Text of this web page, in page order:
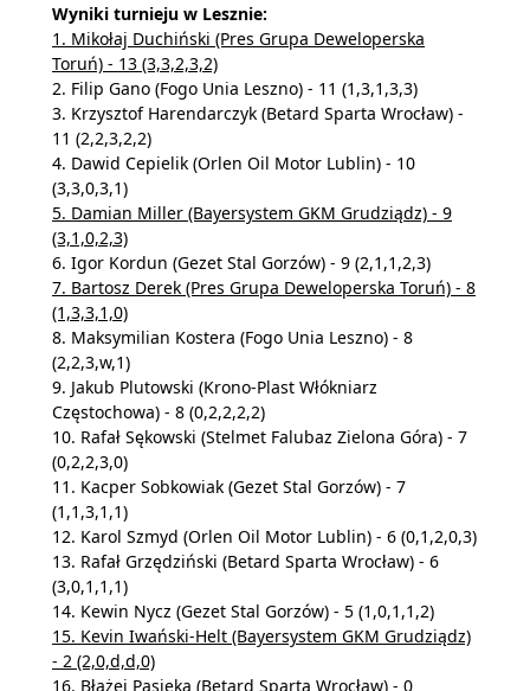
Wyniki turnieju w Lesznie:
1. Mikołaj Duchiński (Pres Grupa Deweloperska
Toruń) - 13 (3,3,2,3,2)
2. Filip Gano (Fogo Unia Leszno) - 11 (1,3,1,3,3)
3. Krzysztof Harendarczyk (Betard Sparta Wrocław) -
11 (2,2,3,2,2)
4. Dawid Cepielik (Orlen Oil Motor Lublin) - 10
(3,3,0,3,1)
5. Damian Miller (Bayersystem GKM Grudziądz) - 9
(3,1,0,2,3)
6. Igor Kordun (Gezet Stal Gorzów) - 9 (2,1,1,2,3)
7. Bartosz Derek (Pres Grupa Deweloperska Toruń) - 8
(1,3,3,1,0)
8. Maksymilian Kostera (Fogo Unia Leszno) - 8
(2,2,3,w,1)
9. Jakub Plutowski (Krono-Plast Włókniarz
Częstochowa) - 8 (0,2,2,2,2)
10. Rafał Sękowski (Stelmet Falubaz Zielona Góra) - 7
(0,2,2,3,0)
11. Kacper Sobkowiak (Gezet Stal Gorzów) - 7
(1,1,3,1,1)
12. Karol Szmyd (Orlen Oil Motor Lublin) - 6 (0,1,2,0,3)
13. Rafał Grzędziński (Betard Sparta Wrocław) - 6
(3,0,1,1,1)
14. Kewin Nycz (Gezet Stal Gorzów) - 5 (1,0,1,1,2)
15. Kevin Iwański-Helt (Bayersystem GKM Grudziądz)
- 2 (2,0,d,d,0)
16. Błażej Pasieka (Betard Sparta Wrocław) - 0